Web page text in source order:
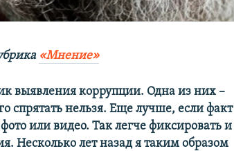
«Мнение»
выявления коррупции. Одна из них –
спрятать нельзя. Еще лучше, если факт
или видео. Так легче фиксировать и
Несколько лет назад я таким образом